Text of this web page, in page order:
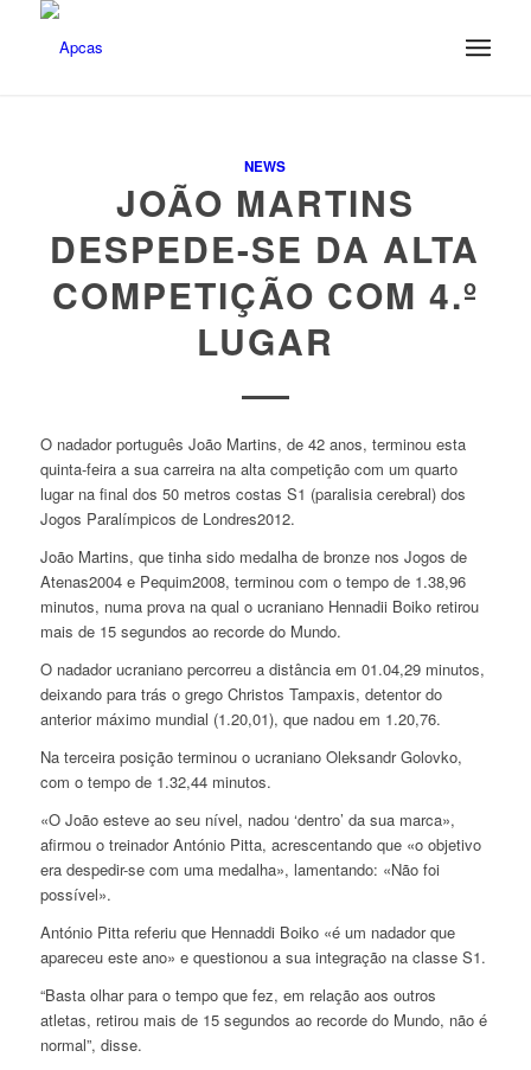
NEWS
JOÃO MARTINS
DESPEDE-SE DA ALTA
COMPETIÇÃO COM 4.º
LUGAR
O nadador português João Martins, de 42 anos, terminou esta
quinta-feira a sua carreira na alta competição com um quarto
lugar na final dos 50 metros costas S1 (paralisia cerebral) dos
Jogos Paralímpicos de Londres2012.
João Martins, que tinha sido medalha de bronze nos Jogos de
Atenas2004 e Pequim2008, terminou com o tempo de 1.38,96
minutos, numa prova na qual o ucraniano Hennadii Boiko retirou
mais de 15 segundos ao recorde do Mundo.
O nadador ucraniano percorreu a distância em 01.04,29 minutos,
deixando para trás o grego Christos Tampaxis, detentor do
anterior máximo mundial (1.20,01), que nadou em 1.20,76.
Na terceira posição terminou o ucraniano Oleksandr Golovko,
com o tempo de 1.32,44 minutos.
«O João esteve ao seu nível, nadou ‘dentro’ da sua marca»,
afirmou o treinador António Pitta, acrescentando que «o objetivo
era despedir-se com uma medalha», lamentando: «Não foi
possível».
António Pitta referiu que Hennaddi Boiko «é um nadador que
apareceu este ano» e questionou a sua integração na classe S1.
“Basta olhar para o tempo que fez, em relação aos outros
atletas, retirou mais de 15 segundos ao recorde do Mundo, não é
normal”, disse.